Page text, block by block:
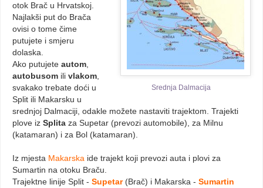
Srednja Dalmacija
otok Brač u Hrvatskoj.
Najlakši put do Brača
ovisi o tome čime
putujete i smjeru
dolaska.
Ako putujete autom,
autobusom ili vlakom,
svakako trebate doći u
Split ili Makarsku u
srednjoj Dalmaciji, odakle možete nastaviti trajektom. Trajekti
plove iz Splita za Supetar (prevozi automobile), za Milnu
(katamaran) i za Bol (katamaran).
Iz mjesta Makarska ide trajekt koji prevozi auta i plovi za
Sumartin na otoku Braču.
Trajektne linije Split - Supetar(Brač) i Makarska - Sumartin